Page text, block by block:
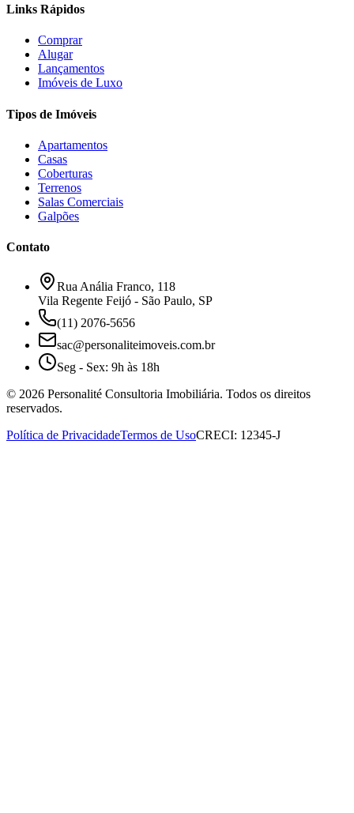
Links Rápidos
Comprar
Alugar
Lançamentos
Imóveis de Luxo
Tipos de Imóveis
Apartamentos
Casas
Coberturas
Terrenos
Salas Comerciais
Galpões
Contato
Rua Anália Franco, 118
Vila Regente Feijó - São Paulo, SP
(11) 2076-5656
sac@personaliteimoveis.com.br
Seg - Sex: 9h às 18h
© 2026 Personalité Consultoria Imobiliária. Todos os direitos
reservados.
Política de PrivacidadeTermos de UsoCRECI: 12345-J